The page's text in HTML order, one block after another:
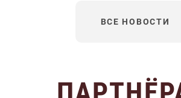
ВСЕ НОВОСТИ